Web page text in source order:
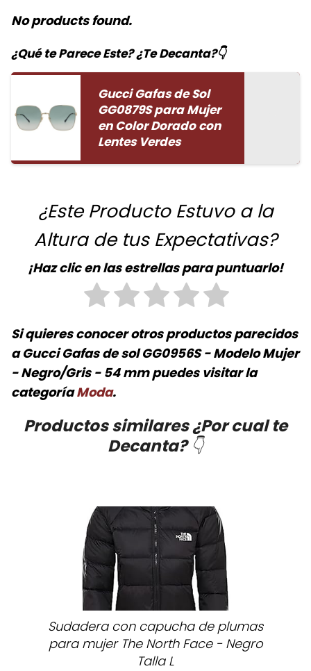
No products found.
¿Qué te Parece Este? ¿Te Decanta?👇
Gucci Gafas de Sol
GG0879S para Mujer
en Color Dorado con
Lentes Verdes
¿Este Producto Estuvo a la
Altura de tus Expectativas?
¡Haz clic en las estrellas para puntuarlo!
Si quieres conocer otros productos parecidos
aGucci Gafas de sol GG0956S - Modelo Mujer
- Negro/Gris - 54 mmpuedes visitar la
categoríaModa.
Productos similares ¿Por cual te
Decanta?👇
Sudadera con capucha de plumas
para mujer The North Face - Negro
Talla L